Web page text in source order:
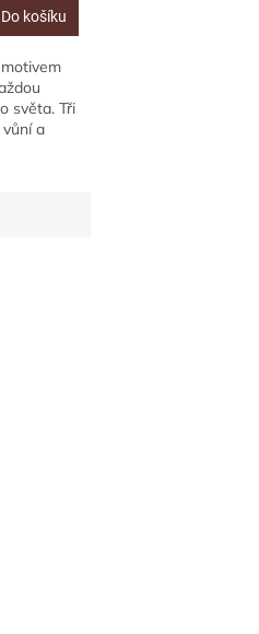
Do košíku
světa. Tři
a